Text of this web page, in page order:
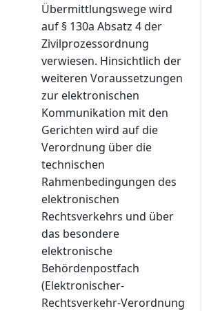
Übermittlungswege wird
auf § 130a Absatz 4 der
Zivilprozessordnung
verwiesen. Hinsichtlich der
weiteren Voraussetzungen
zur elektronischen
Kommunikation mit den
Gerichten wird auf die
Verordnung über die
technischen
Rahmenbedingungen des
elektronischen
Rechtsverkehrs und über
das besondere
elektronische
Behördenpostfach
(Elektronischer-
Rechtsverkehr-Verordnung